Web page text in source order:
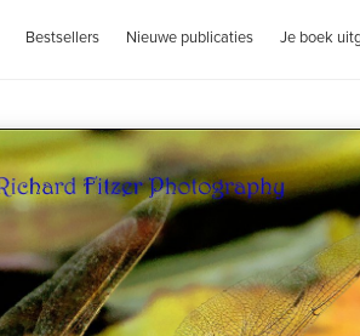
Bestsellers Nieuwe publicaties Je boek